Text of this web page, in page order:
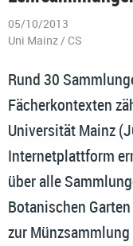
05/10/2013
Uni Mainz / CS
Rund 30
Fächerkontexten
Universität Mainz
Internetplattform
über alle
Botanischen
zur